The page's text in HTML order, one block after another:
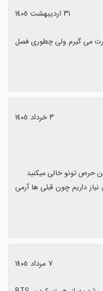
٣١ اردیبهشت ١٤٠٥
٣ خرداد ١٤٠٥
٧ مرداد ١٤٠٥